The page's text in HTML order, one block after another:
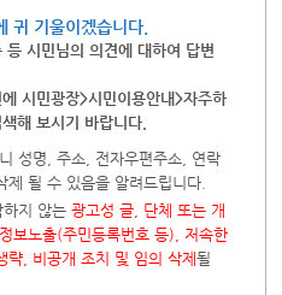
귀 기울이겠습니다.
시민님의 의견에 대하여 답변
시민광장>시민이용안내>자주하
해 보시기 바랍니다.
성명, 주소, 전자우편주소, 연락
될 수 있음을 알려드립니다.
하지 않는광고성 글, 단체 또는 개
보노출(주민등록번호 등), 저속한
략, 비공개 조치 및 임의 삭제될